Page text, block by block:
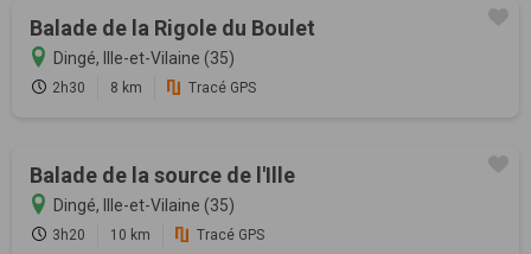
Balade de la Rigole du Boulet
Dingé, Ille-et-Vilaine (35)
2h30 8 km Tracé GPS
Balade de la source de l'Ille
Dingé, Ille-et-Vilaine (35)
3h20 10 km Tracé GPS